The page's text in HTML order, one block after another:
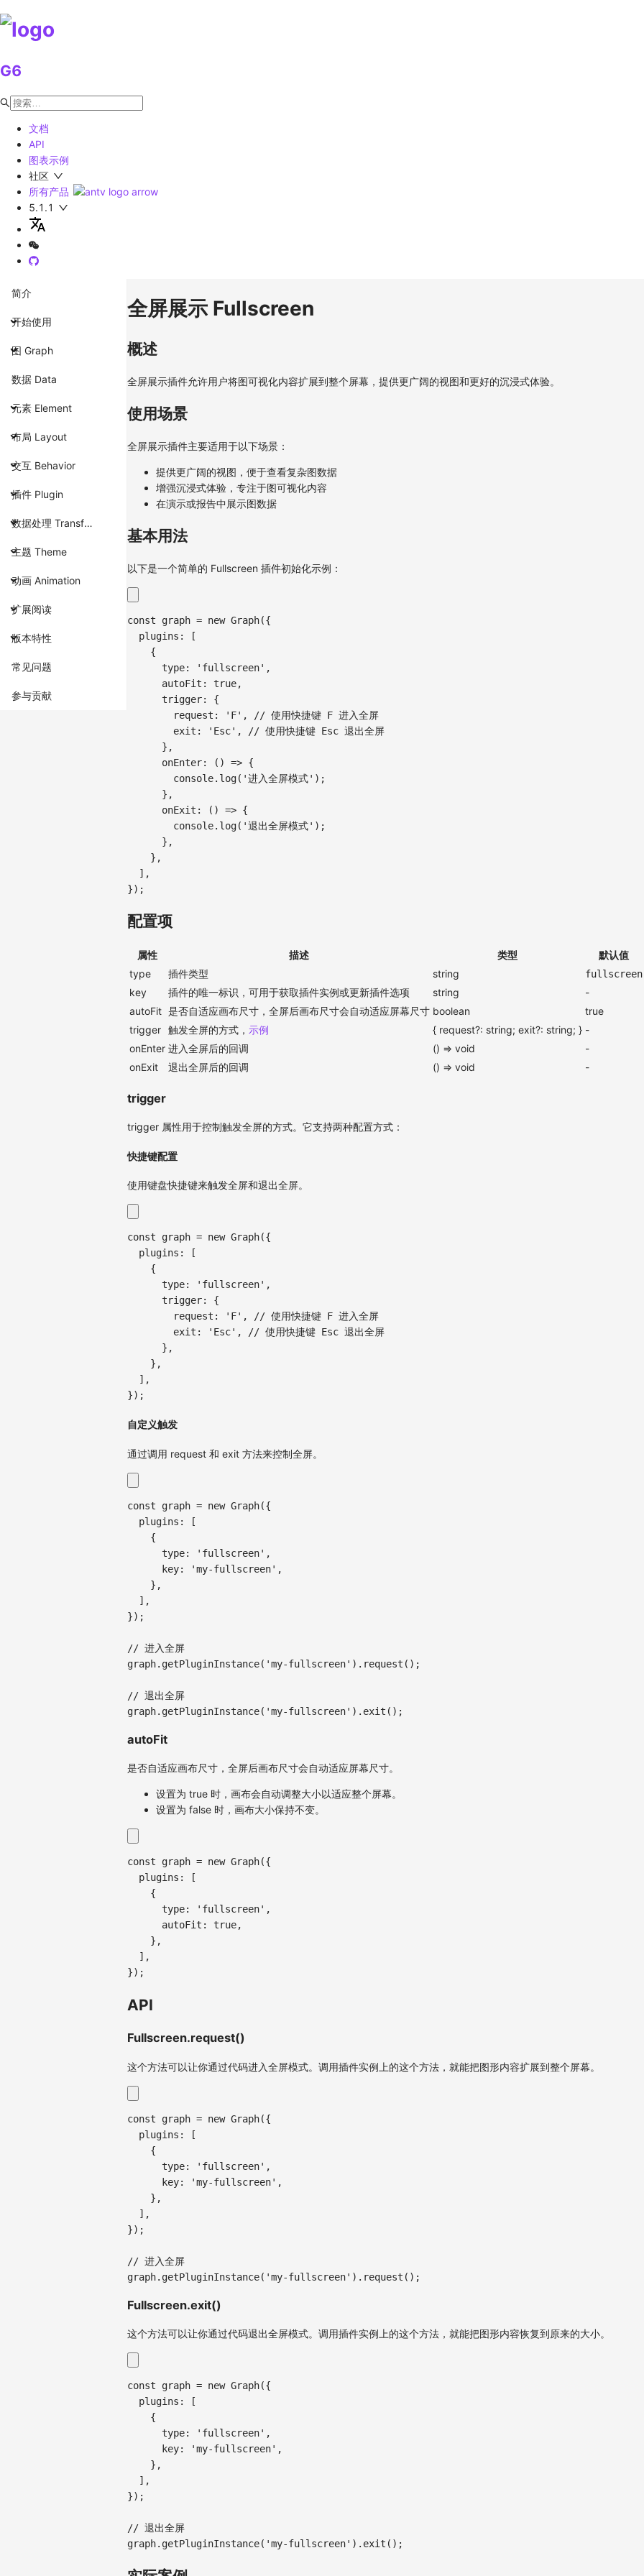
G6
文档
API
图表示例
社区
所有产品
5.1.1
简介
开始使用
图 Graph
数据 Data
元素 Element
布局 Layout
交互 Behavior
插件 Plugin
数据处理 Transform
主题 Theme
动画 Animation
扩展阅读
版本特性
常见问题
参与贡献
全屏展示 Fullscreen
概述
全屏展示插件允许用户将图可视化内容扩展到整个屏幕，提供更广阔的视图和更好的沉浸式体验。
使用场景
全屏展示插件主要适用于以下场景：
提供更广阔的视图，便于查看复杂图数据
增强沉浸式体验，专注于图可视化内容
在演示或报告中展示图数据
基本用法
以下是一个简单的 Fullscreen 插件初始化示例：
const graph = new Graph({
plugins :
[
{
type: 'fullscreen' ,
autoFit : true,
trigger:
{
request : 'F' ,
// 使用快捷键 F 进入全屏
exit : 'Esc' ,
// 使用快捷键 Esc 退出全屏
} ,
onEnter: ( ) => {
console. log( '进入全屏模式' ) ;
} ,
onExit : ( ) => {
console. log( '退出全屏模式' ) ;
} ,
} ,
] ,
}) ;
配置项
属性 描述 类型
默认值
type
插件类型 string fullscreen
key 插件的唯一标识，可用于获取插件实例或更新插件选项 string
-
autoFit 是否自适应画布尺寸，全屏后画布尺寸会自动适应屏幕尺寸 boolean
true
trigger 触发全屏的方式， 示例 { request?: string; exit?: string; } -
onEnter 进入全屏后的回调 () => void
-
onExit
退出全屏后的回调 () => void -
trigger
trigger 属性用于控制触发全屏的方式。它支持两种配置方式：
快捷键配置
使用键盘快捷键来触发全屏和退出全屏。
const graph = new Graph({
plugins :
[
{
type: 'fullscreen' ,
trigger:
{
request : 'F' ,
// 使用快捷键 F 进入全屏
exit : 'Esc' ,
// 使用快捷键 Esc 退出全屏
} ,
} ,
] ,
}) ;
自定义触发
通过调用 request 和 exit 方法来控制全屏。
const graph = new Graph({
plugins :
[
{
type: 'fullscreen' ,
key: 'my-fullscreen' ,
} ,
] ,
}) ;
// 进入全屏
graph. getPluginInstance( 'my-fullscreen' ) . request ( ) ;
// 退出全屏
graph. getPluginInstance( 'my-fullscreen' ) . exit ( ) ;
autoFit
是否自适应画布尺寸，全屏后画布尺寸会自动适应屏幕尺寸。
设置为 true 时，画布会自动调整大小以适应整个屏幕。
设置为 false 时，画布大小保持不变。
const graph = new Graph({
plugins :
[
{
type: 'fullscreen' ,
autoFit : true,
} ,
] ,
}) ;
API
Fullscreen.request()
这个方法可以让你通过代码进入全屏模式。调用插件实例上的这个方法，就能把图形内容扩展到整个屏幕。
const graph = new Graph({
plugins :
[
{
type: 'fullscreen' ,
key: 'my-fullscreen' ,
} ,
] ,
}) ;
// 进入全屏
graph. getPluginInstance( 'my-fullscreen' ) . request ( ) ;
Fullscreen.exit()
这个方法可以让你通过代码退出全屏模式。调用插件实例上的这个方法，就能把图形内容恢复到原来的大小。
const graph = new Graph({
plugins :
[
{
type: 'fullscreen' ,
key: 'my-fullscreen' ,
} ,
] ,
}) ;
// 退出全屏
graph. getPluginInstance( 'my-fullscreen' ) . exit ( ) ;